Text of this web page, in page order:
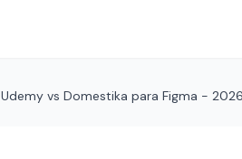
Udemy vs Domestika para Figma - 2026